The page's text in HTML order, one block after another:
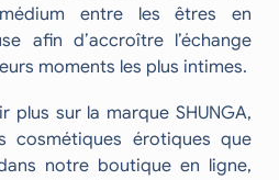
entre les êtres en
afin d’accroître l’échange
moments les plus intimes.
plus sur la marque SHUNGA,
cosmétiques érotiques que
notre boutique en ligne,